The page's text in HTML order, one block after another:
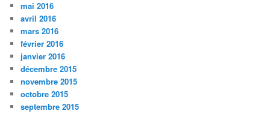
mai 2016
avril 2016
mars 2016
février 2016
janvier 2016
décembre 2015
novembre 2015
octobre 2015
septembre 2015